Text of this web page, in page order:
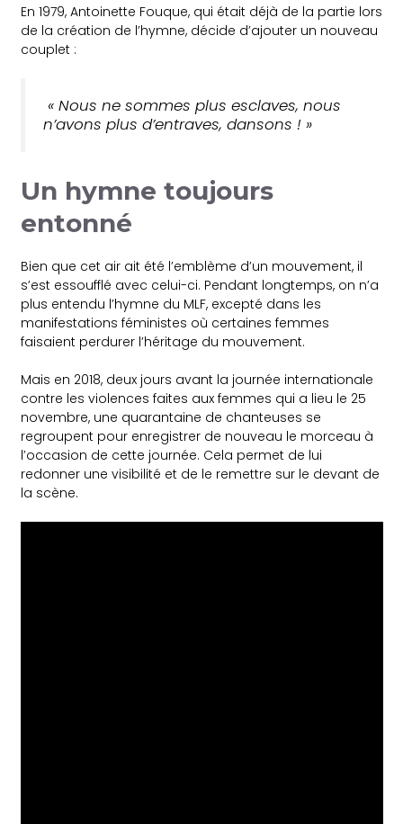
En 1979, Antoinette Fouque, qui était déjà de la partie lors
de la création de l’hymne, décide d’ajouter un nouveau
couplet :
« Nous ne sommes plus esclaves, nous
n’avons plus d’entraves, dansons ! »
Un hymne toujours
entonné
Bien que cet air ait été l’emblème d’un mouvement, il
s’est essoufflé avec celui-ci. Pendant longtemps, on n’a
plus entendu l’hymne du MLF, excepté dans les
manifestations féministes où certaines femmes
faisaient perdurer l’héritage du mouvement.
Mais en 2018, deux jours avant la journée internationale
contre les violences faites aux femmes qui a lieu le 25
novembre, une quarantaine de chanteuses se
regroupent pour enregistrer de nouveau le morceau à
l’occasion de cette journée. Cela permet de lui
redonner une visibilité et de le remettre sur le devant de
la scène.